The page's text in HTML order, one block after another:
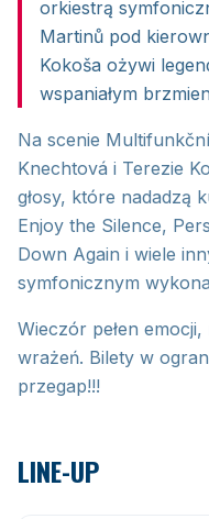
orkiestrą
Martinů pod
Kokoša ożywi
wspaniałym
Na scenie
Knechtová i Terezie
głosy, które nadadzą
Enjoy the Silence,
Down Again i wiele
symfonicznym
Wieczór pełen
wrażeń. Bilety w
przegap!!!
LINE-UP